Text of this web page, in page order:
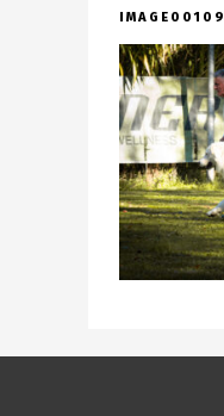
IMAGE00109